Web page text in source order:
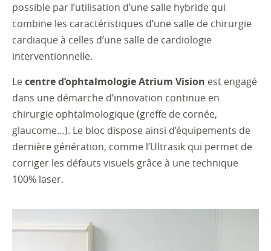
possible par l’utilisation d’une salle hybride qui
combine les caractéristiques d’une salle de chirurgie
cardiaque à celles d’une salle de cardiologie
interventionnelle.
Lecentre d’ophtalmologie Atrium Vision est engagé
dans une démarche d’innovation continue en
chirurgie ophtalmologique (greffe de cornée,
glaucome…). Le bloc dispose ainsi d’équipements de
dernière génération, comme l’Ultrasik qui permet de
corriger les défauts visuels grâce à une technique
100% laser.